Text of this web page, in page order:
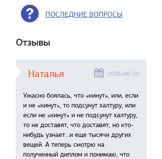
ПОСЛЕДНИЕ ВОПРОСЫ
Отзывы
Наталья 2026-06-20
Ужасно боялась, что «кинут», или, если
и не «кинут», то подсунут халтуру, или
если не «кинут» и не подсунут халтуру,
то не доставят, что доставят, но кто-
нибудь узнает...и еще тысячи других
вещей. А теперь смотрю на
полученный диплом и понимаю, что